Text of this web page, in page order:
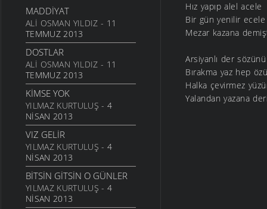
27 KASIM 2011
BILEMEDIM
24 KASIM 2011
VARDIR
5 KASIM 2011
TOPRAKTIR
5 KASIM 2011
BITTI ÖĞRETMENIM
22 AĞUSTOS 2011
GENÇIYAN
15 AĞUSTOS 2011
ALDIRMA GÜLÜM
13 AĞUSTOS 2011
MADDIYAT
ALI OSMAN YILDIZ - 11
TEMMUZ 2013
DOSTLAR
ALI OSMAN YILDIZ - 11
TEMMUZ 2013
KIMSE YOK
YILMAZ KURTULUŞ - 4
NISAN 2013
VIZ GELIR
YILMAZ KURTULUŞ - 4
NISAN 2013
BITSIN GITSIN O GÜNLER
YILMAZ KURTULUŞ - 4
NISAN 2013
Hız yapıp alel acele
Bir gün yenilir ecele
Mezar kazana
Arsiyanlı der sözünü
Bırakma yaz hep
Halka çevirmez
Yalandan yazana